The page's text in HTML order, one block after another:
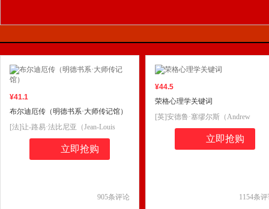
¥41.1
布尔迪厄传（明德书系·大师传记馆）
905条评论
[法]让-路易·法比尼亚（Jean-Louis
立即抢购
¥44.5
荣格心理学关键词
1154条
[英]安德鲁·塞缪尔斯（Andrew
Samuels）等
立即抢购